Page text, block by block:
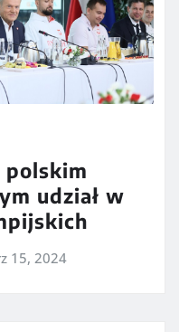
polskim
udział w
15, 2024